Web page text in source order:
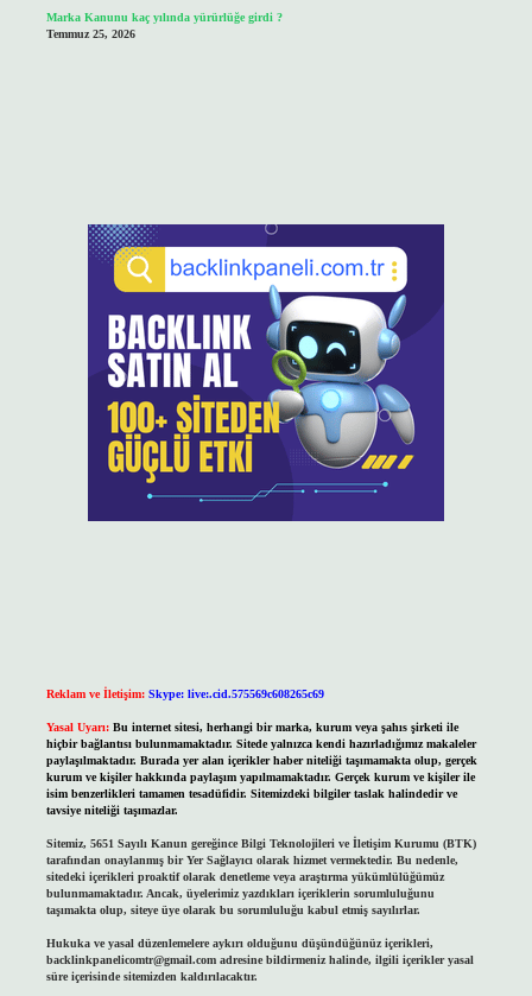
Marka Kanunu kaç yılında yürürlüğe girdi ?
Temmuz 25, 2026
Reklam ve İletişim: Skype: live:.cid.575569c608265c69
Yasal Uyarı: Bu internet sitesi, herhangi bir marka, kurum veya şahıs şirketi ile
hiçbir bağlantısı bulunmamaktadır. Sitede yalnızca kendi hazırladığımız makaleler
paylaşılmaktadır. Burada yer alan içerikler haber niteliği taşımamakta olup, gerçek
kurum ve kişiler hakkında paylaşım yapılmamaktadır. Gerçek kurum ve kişiler ile
isim benzerlikleri tamamen tesadüfidir. Sitemizdeki bilgiler taslak halindedir ve
tavsiye niteliği taşımazlar.
Sitemiz, 5651 Sayılı Kanun gereğince Bilgi Teknolojileri ve İletişim Kurumu (BTK)
tarafından onaylanmış bir Yer Sağlayıcı olarak hizmet vermektedir. Bu nedenle,
sitedeki içerikleri proaktif olarak denetleme veya araştırma yükümlülüğümüz
bulunmamaktadır. Ancak, üyelerimiz yazdıkları içeriklerin sorumluluğunu
taşımakta olup, siteye üye olarak bu sorumluluğu kabul etmiş sayılırlar.
Hukuka ve yasal düzenlemelere aykırı olduğunu düşündüğünüz içerikleri,
backlinkpanelicomtr@gmail.comadresine bildirmeniz halinde, ilgili içerikler yasal
süre içerisinde sitemizden kaldırılacaktır.